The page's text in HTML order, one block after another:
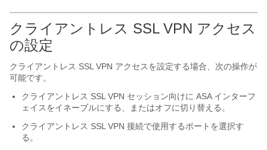
クライアントレス SSL VPN アクセス
の設定
クライアントレス SSL VPN アクセスを設定する場合、次の操作が
可能です。
クライアントレス SSL VPN セッション向けに ASA インターフ
ェイスをイネーブルにする、またはオフに切り替える。
クライアントレス SSL VPN 接続で使用するポートを選択す
る。